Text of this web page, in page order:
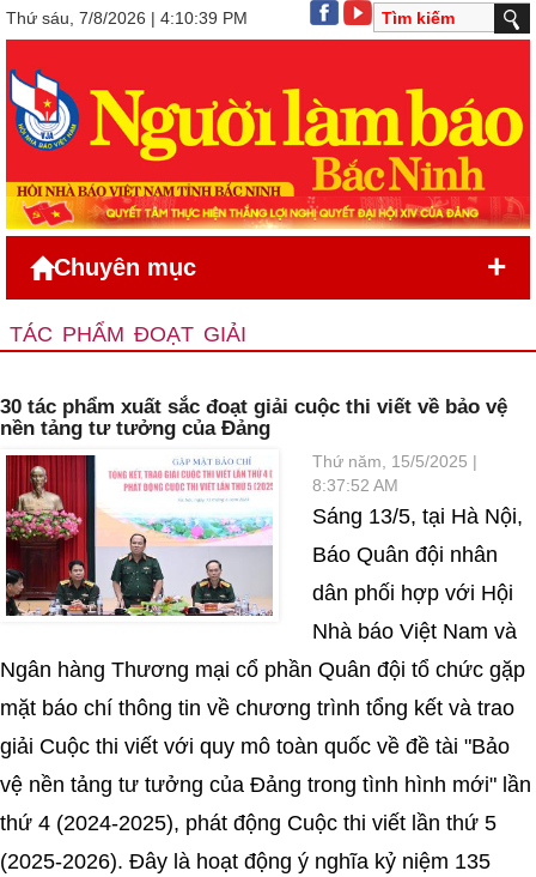
Thứ sáu, 7/8/2026 | 4:10:39 PM
Chuyên mục +
TÁC PHẨM ĐOẠT GIẢI
30 tác phẩm xuất sắc đoạt giải cuộc thi viết về bảo vệ
nền tảng tư tưởng của Đảng
Thứ năm, 15/5/2025 |
8:37:52 AM
Sáng 13/5, tại Hà Nội,
Báo Quân đội nhân
dân phối hợp với Hội
Nhà báo Việt Nam và
Ngân hàng Thương mại cổ phần Quân đội tổ chức gặp
mặt báo chí thông tin về chương trình tổng kết và trao
giải Cuộc thi viết với quy mô toàn quốc về đề tài "Bảo
vệ nền tảng tư tưởng của Đảng trong tình hình mới" lần
thứ 4 (2024-2025), phát động Cuộc thi viết lần thứ 5
(2025-2026). Đây là hoạt động ý nghĩa kỷ niệm 135